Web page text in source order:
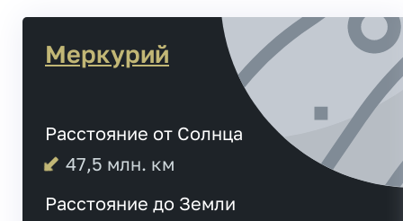
Меркурий
Расстояние от Солнца
47,5 млн. км
Расстояние до Земли